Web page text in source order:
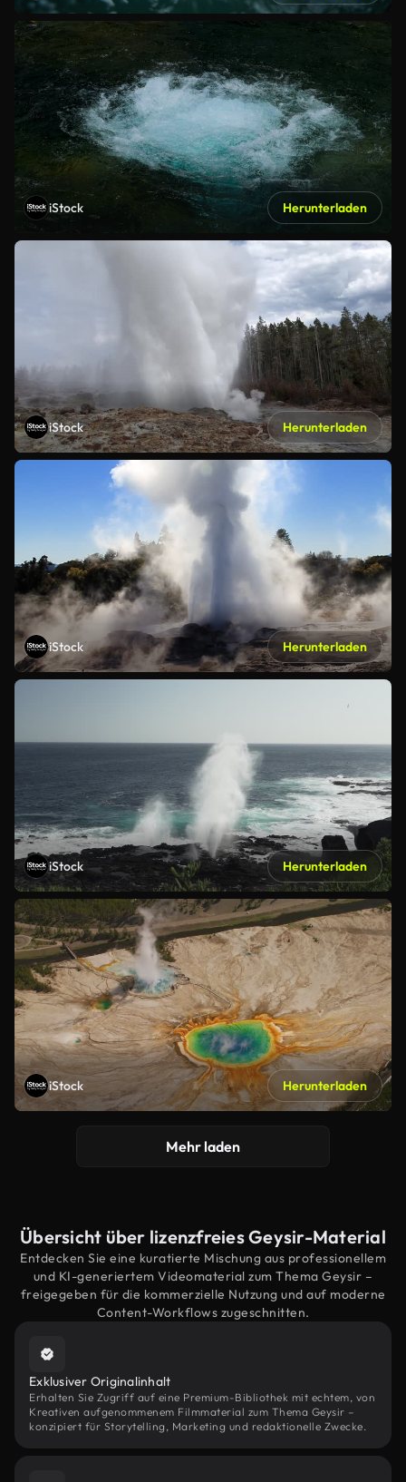
iStock Herunterladen
iStock Herunterladen
iStock Herunterladen
iStock Herunterladen
iStock Herunterladen
Mehr laden
Übersicht über lizenzfreies Geysir-Material
Entdecken Sie eine kuratierte Mischung aus professionellem
und KI-generiertem Videomaterial zum Thema Geysir –
freigegeben für die kommerzielle Nutzung und auf moderne
Content-Workflows zugeschnitten.
Exklusiver Originalinhalt
Erhalten Sie Zugriff auf eine Premium-Bibliothek mit echtem, von
Kreativen aufgenommenem Filmmaterial zum Thema Geysir –
konzipiert für Storytelling, Marketing und redaktionelle Zwecke.